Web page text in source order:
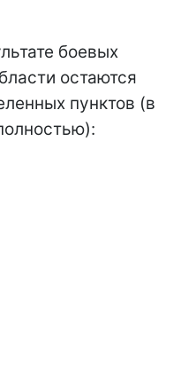
боевых
остаются
пунктов (в